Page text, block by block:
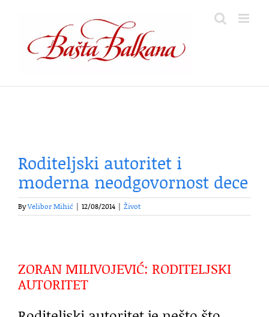
content
Roditeljski autoritet i
moderna neodgovornost dece
ByVelibor Mihić 12/08/2014 Život
ZORAN MILIVOJEVIĆ: RODITELJSKI
AUTORITET